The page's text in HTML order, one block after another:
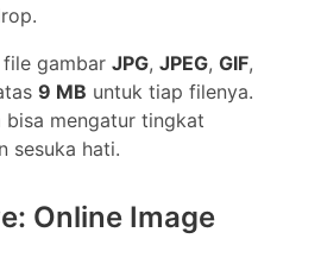
gambar JPG, JPEG, GIF,
9 MB untuk tiap filenya.
bisa mengatur tingkat
sesuka hati.
Online Image